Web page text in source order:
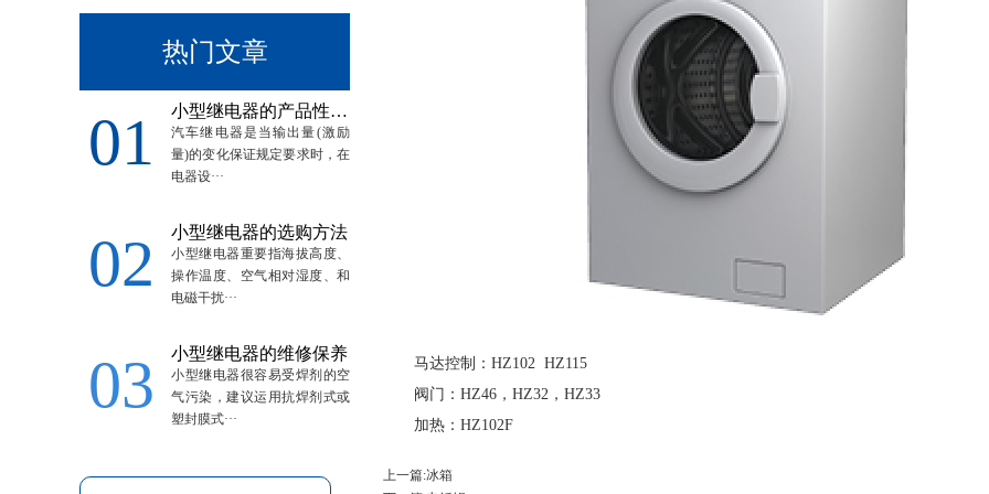
热门文章
01 小型继电器的产品性能介绍
汽车继电器是当输出量(激励
量)的变化保证规定要求时，在
电器设···
02 小型继电器的选购方法
小型继电器重要指海拔高度、
操作温度、空气相对湿度、和
电磁干扰···
03 小型继电器的维修保养
小型继电器很容易受焊剂的空
气污染，建议运用抗焊剂式或
塑封膜式···
马达控制：HZ102 HZ115
阀门：HZ46，HZ32，HZ33
加热：HZ102F
上一篇:冰箱